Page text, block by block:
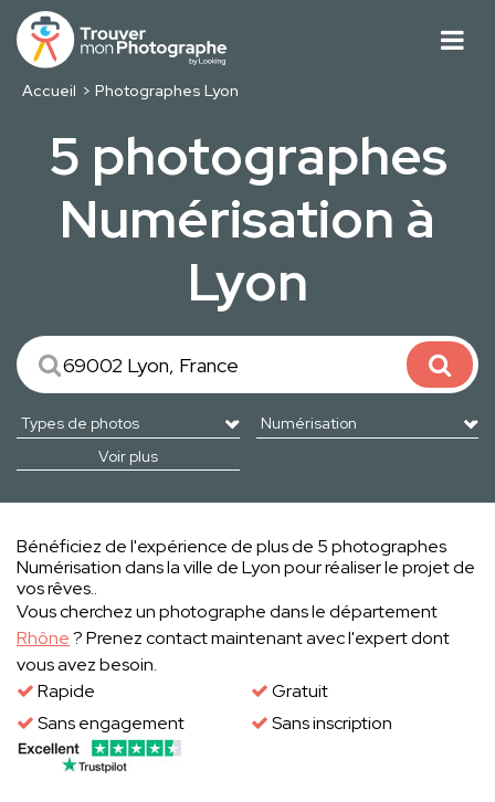
Accueil Photographes Lyon
5 photographes
Numérisation à
Lyon
Voir plus
Bénéficiez de l'expérience de plus de 5 photographes
Numérisation dans la ville de Lyon pour réaliser le projet de
vos rêves..
Vous cherchez un photographe dans le département
Rhône? Prenez contact maintenant avec l'expert dont
vous avez besoin.
Rapide
Gratuit
Sans engagement
Sans inscription